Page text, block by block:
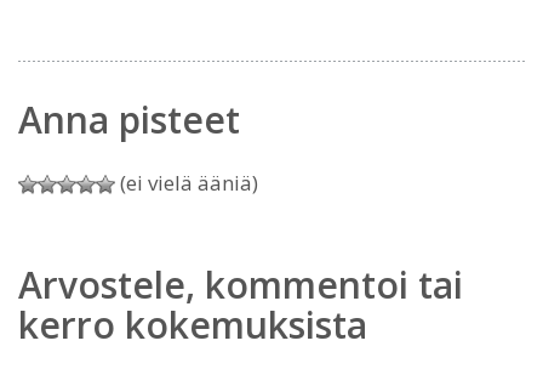
Anna pisteet
(ei vielä ääniä)
Arvostele, kommentoi tai
kerro kokemuksista